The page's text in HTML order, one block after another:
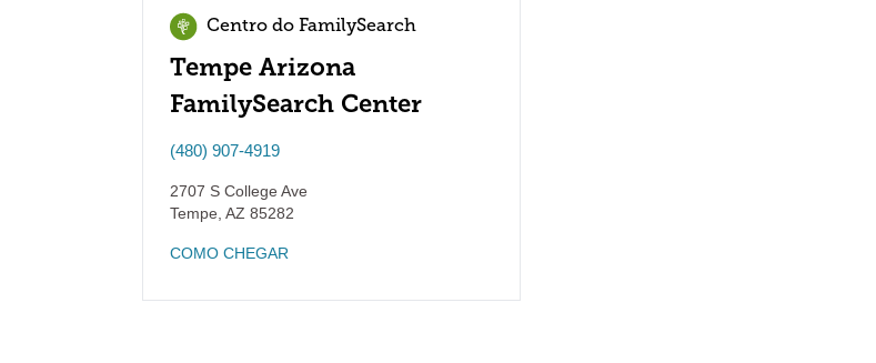
Centro do FamilySearch
Tempe Arizona
FamilySearch Center
(480) 907-4919
2707 S College Ave
Tempe AZ 85282
COMO CHEGAR